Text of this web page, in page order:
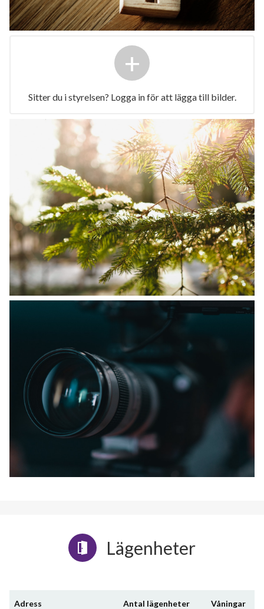
+
Sitter du i styrelsen? Logga in för att lägga till bilder.
Lägenheter
Adress Antal lägenheter Våningar